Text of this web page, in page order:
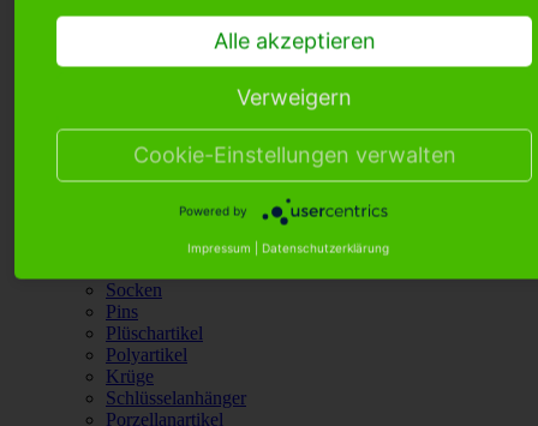
Puppen
Glocken
Schirme
Kuckucksuhren
Socken
Pins
Plüschartikel
Polyartikel
Krüge
Schlüsselanhänger
Porzellanartikel
Alle akzeptieren
Verweigern
Cookie-Einstellungen verwalten
Powered by
Impressum Datenschutzerklärung